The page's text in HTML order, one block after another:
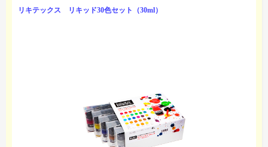
リキテックス リキッド30色セット（30ml）